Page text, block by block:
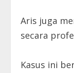
Aris juga
secara
Kasus ini